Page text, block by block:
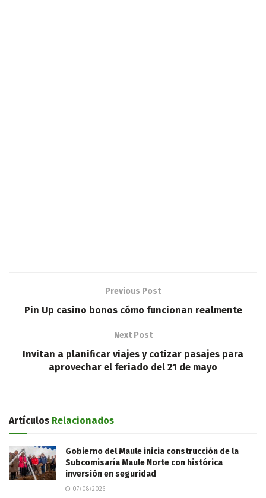
Previous Post
Pin Up casino bonos cómo funcionan realmente
Next Post
Invitan a planificar viajes y cotizar pasajes para
aprovechar el feriado del 21 de mayo
Artículos Relacionados
Gobierno del Maule inicia construcción de la
Subcomisaría Maule Norte con histórica
inversión en seguridad
07/08/2026